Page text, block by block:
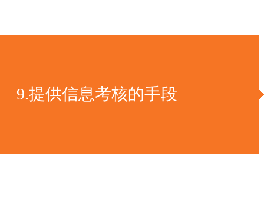
9.提供信息考核的手段